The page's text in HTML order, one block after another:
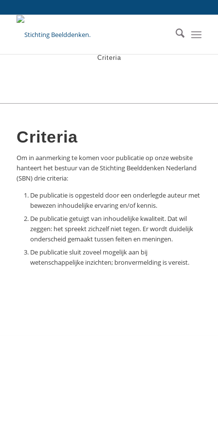
Criteria
Criteria
Om in aanmerking te komen voor publicatie op onze website
hanteert het bestuur van de Stichting Beelddenken Nederland
(SBN) drie criteria:
De publicatie is opgesteld door een onderlegde auteur met
bewezen inhoudelijke ervaring en/of kennis.
De publicatie getuigt van inhoudelijke kwaliteit. Dat wil
zeggen: het spreekt zichzelf niet tegen. Er wordt duidelijk
onderscheid gemaakt tussen feiten en meningen.
De publicatie sluit zoveel mogelijk aan bij
wetenschappelijke inzichten; bronvermelding is vereist.